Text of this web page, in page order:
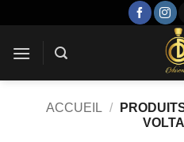
contenu
ACCUEIL /